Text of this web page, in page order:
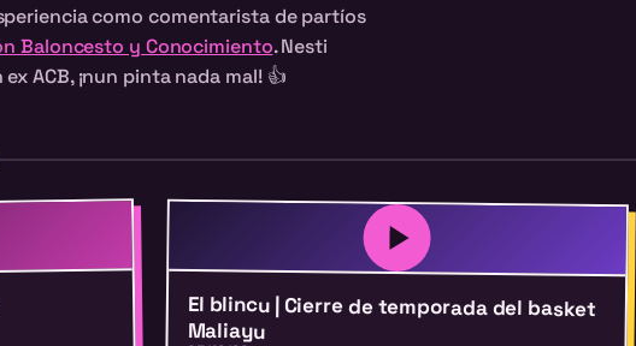
como comentarista de partíos
Baloncesto y Conocimiento. Nesti
ACB, ¡nun pinta nada mal! 👍
El blincu | Cierre de temporada del basket
Maliayu